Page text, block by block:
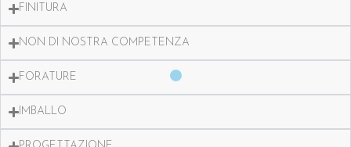
FINITURA
NON DI NOSTRA COMPETENZA
FORATURE
IMBALLO